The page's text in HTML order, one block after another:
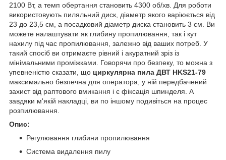
2100 Вт, а темп обертання становить 4300 об/хв. Для роботи
використовують пиляльний диск, діаметр якого варіюється від
23 до 23,5 см, а посадковий діаметр диска становить 3 см. Ви
можете налаштувати як глибину пропилювання, так і кут
нахилу під час пропилювання, залежно від ваших потреб. У
такий спосіб ви отримаєте рівний і акуратний зріз із
мінімальними проміжками. Говорячи про безпеку, то можна з
упевненістю сказати, що циркулярна пила ДВТ HKS21-79
максимально безпечна для оператора, у ній передбачений
захист від раптового вмикання і є фіксація шпинделя. А
завдяки м'якій накладці, ви по іншому подивіться на процес
розпилювання.
Опис:
Регулювання глибини пропилювання
Система видалення пилу